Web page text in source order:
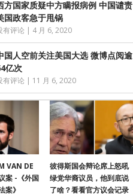
方国家质疑中方瞒报病例 中国谴责
国政客急于甩锅
有评论 | 4 月 6, 2020
国人空前关注美国大选 微博点阅逾
亿次
有评论 | 11 月 6, 2020
VAN DE
案 -《外国
案》
彼得斯国会辩论席上怒吼
绿党华裔议员，他到底说
了啥？看看官方议会记录